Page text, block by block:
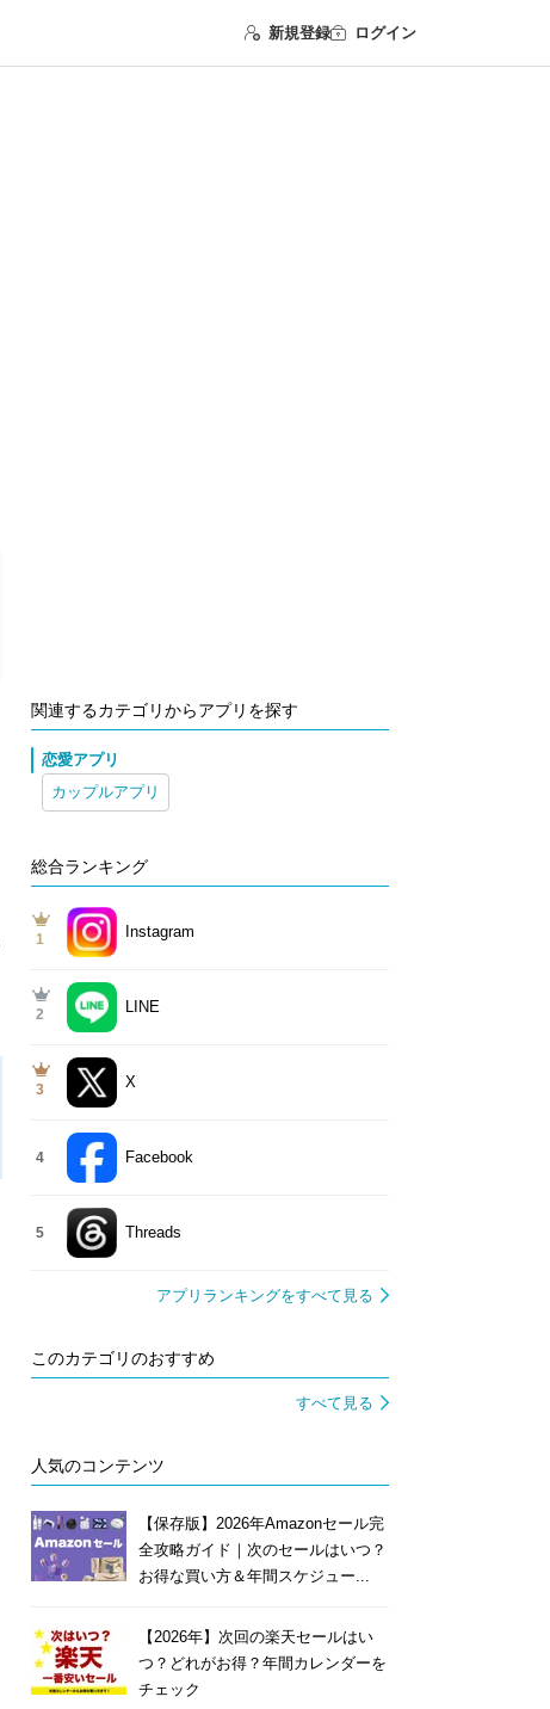
新規登録 ログイン
関連するカテゴリからアプリを探す
恋愛アプリ
カップルアプリ
総合ランキング
1 Instagram
2 LINE
3 X
4 Facebook
5 Threads
アプリランキングをすべて見る
このカテゴリのおすすめ
すべて見る
人気のコンテンツ
【保存版】2026年Amazonセール完
全攻略ガイド｜次のセールはいつ？
お得な買い方＆年間スケジュー...
【2026年】次回の楽天セールはい
つ？どれがお得？年間カレンダーを
チェック